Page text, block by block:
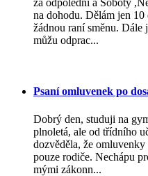
za odpolední a Soboty
na dohodu. Dělám jen 10
žádnou raní směnu. Dále
můžu odprac...
Psaní omluvenek po
Dobrý den, studuji na
plnoletá, ale od třídního
dozvěděla, že
pouze rodiče. Nechápu
mými zákonn...